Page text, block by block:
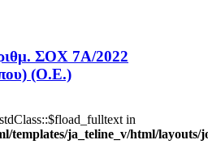
ΣΟΧ 7Α/2022
(Ο.Ε.)
in
templates/ja_teline_v/html/